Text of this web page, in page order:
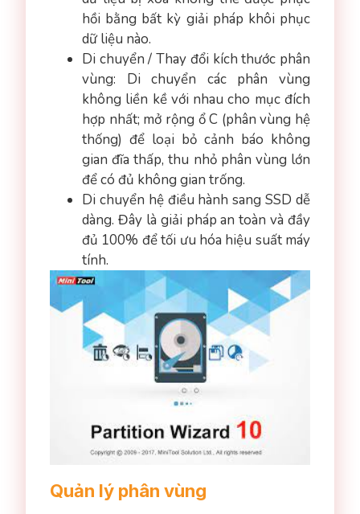
hồi bằng bất kỳ giải pháp khôi phục
dữ liệu nào.
Di chuyển / Thay đổi kích thước phân
vùng: Di chuyển các phân vùng
không liền kề với nhau cho mục đích
hợp nhất; mở rộng ổ C (phân vùng hệ
thống) để loại bỏ cảnh báo không
gian đĩa thấp, thu nhỏ phân vùng lớn
để có đủ không gian trống.
Di chuyển hệ điều hành sang SSD dễ
dàng. Đây là giải pháp an toàn và đầy
đủ 100% để tối ưu hóa hiệu suất máy
tính.
Quản lý phân vùng